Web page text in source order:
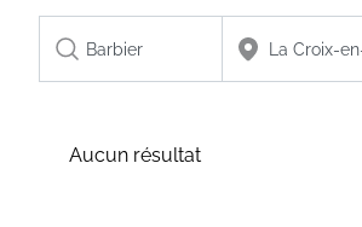
Aucun résultat